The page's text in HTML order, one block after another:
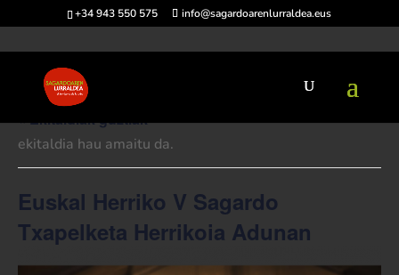
+34 943 550 575 info@sagardoarenlurraldea.eus
« Ekitaldiak guztiak
ekitaldia hau amaitu da.
Euskal Herriko V Sagardo
Txapelketa Herrikoia Adunan